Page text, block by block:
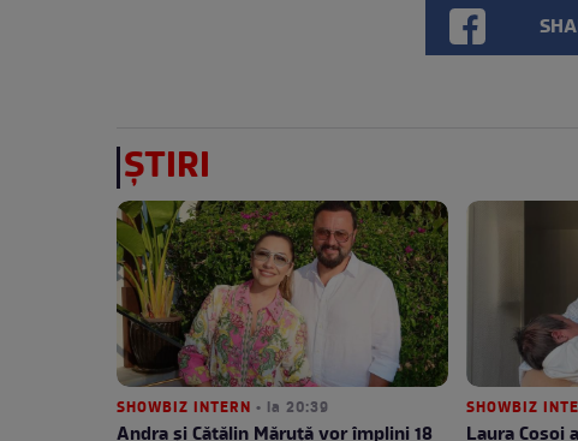
ȘTIRI
SHOWBIZ INTERN • la 20:39 SHOWBIZ